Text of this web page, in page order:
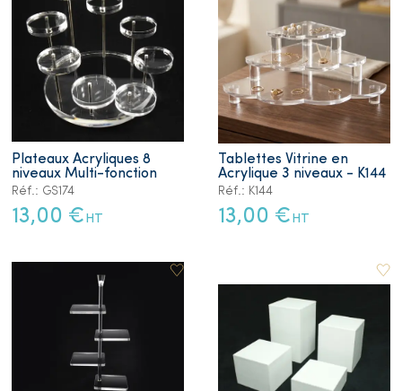
Plateaux Acryliques 8
niveaux Multi-fonction
Réf.: GS174
13,00 € HT
Tablettes Vitrine en
Acrylique 3 niveaux - K144
Réf.: K144
13,00 € HT